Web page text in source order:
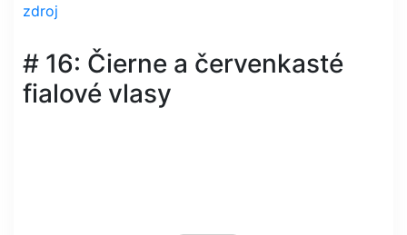
zdroj
# 16: Čierne a červenkasté
fialové vlasy